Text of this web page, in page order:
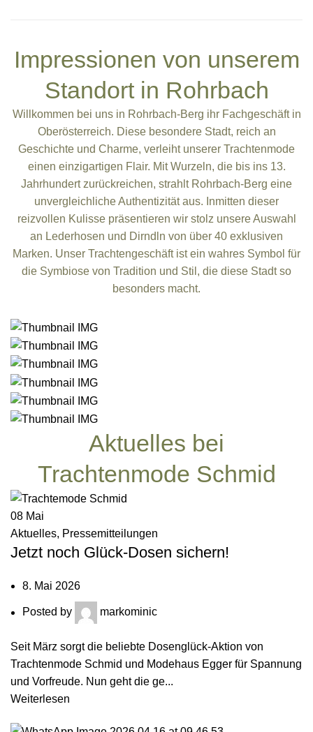
Impressionen von unserem
Standort in Rohrbach
Willkommen bei uns in Rohrbach-Berg ihr Fachgeschäft in
Oberösterreich. Diese besondere Stadt, reich an
Geschichte und Charme, verleiht unserer Trachtenmode
einen einzigartigen Flair. Mit Wurzeln, die bis ins 13.
Jahrhundert zurückreichen, strahlt Rohrbach-Berg eine
unvergleichliche Authentizität aus. Inmitten dieser
reizvollen Kulisse präsentieren wir stolz unsere Auswahl
an Lederhosen und Dirndln von über 40 exklusiven
Marken. Unser Trachtengeschäft ist ein wahres Symbol für
die Symbiose von Tradition und Stil, die diese Stadt so
besonders macht.
Aktuelles bei
Trachtenmode Schmid
08 Mai
Aktuelles, Pressemitteilungen
Jetzt noch Glück-Dosen sichern!
8. Mai 2026
Posted by markominic
Seit März sorgt die beliebte Dosenglück-Aktion von
Trachtenmode Schmid und Modehaus Egger für Spannung
und Vorfreude. Nun geht die ge...
Weiterlesen